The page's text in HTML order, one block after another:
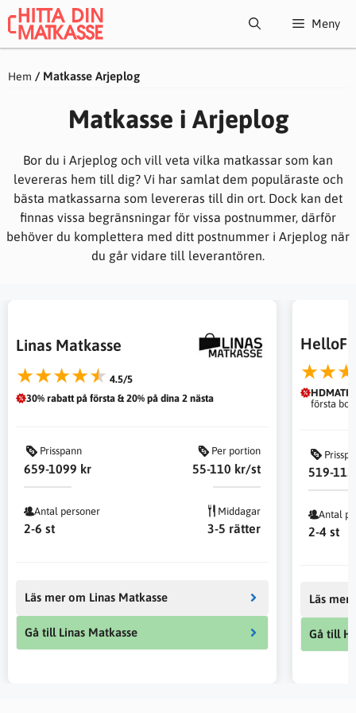
Hoppa
till
innehåll
Meny
Hem / Matkasse Arjeplog
Matkasse i Arjeplog
Bor du i Arjeplog och vill veta vilka matkassar som kan
levereras hem till dig? Vi har samlat dem populäraste och
bästa matkassarna som levereras till din ort. Dock kan det
finnas vissa begränsningar för vissa postnummer, därför
behöver du komplettera med ditt postnummer i Arjeplog när
du går vidare till leverantören.
Linas Matkasse
★★★★★ 4.5/5
30% rabatt på första & 20% på dina 2 nästa
Prisspann
659-1099 kr
Per portion
55-110 kr/st
Antal personer
2-6 st
Middagar
3-5 rätter
Läs mer om Linas Matkasse
Gå till Linas Matkasse
första
519-
Antal
2-4 st
Läs mer
Gå till
välja bort. De
behövs för att
hemsidan